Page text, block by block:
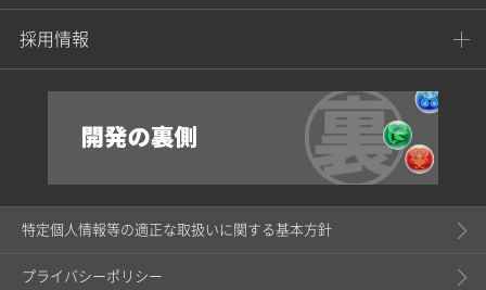
採用情報
特定個人情報等の適正な取扱いに関する基本方針
プライバシーポリシー